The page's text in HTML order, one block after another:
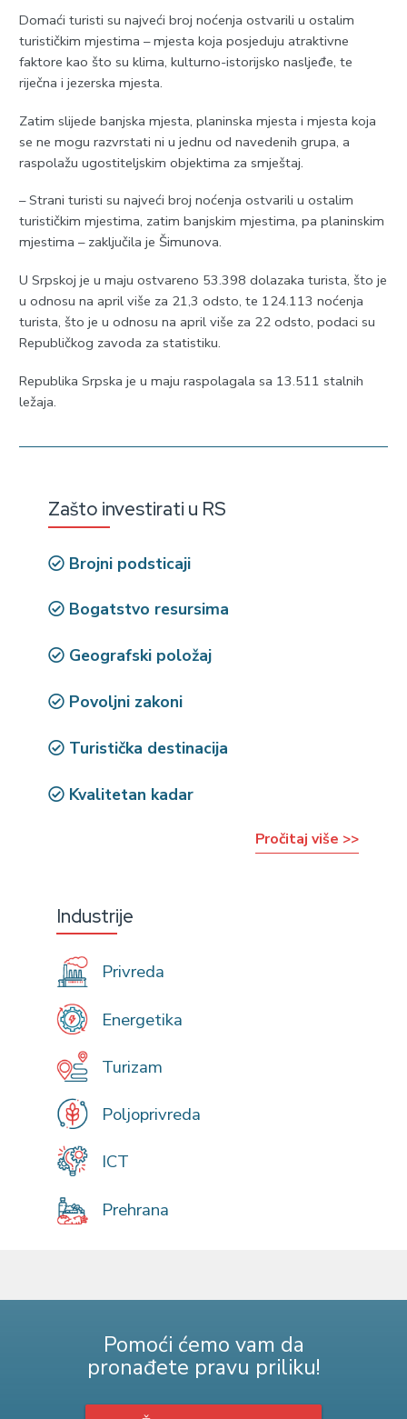
Domaći turisti su najveći broj noćenja ostvarili u ostalim
turističkim mjestima – mjesta koja posjeduju atraktivne
faktore kao što su klima, kulturno-istorijsko nasljeđe, te
riječna i jezerska mjesta.
Zatim slijede banjska mjesta, planinska mjesta i mjesta koja
se ne mogu razvrstati ni u jednu od navedenih grupa, a
raspolažu ugostiteljskim objektima za smještaj.
– Strani turisti su najveći broj noćenja ostvarili u ostalim
turističkim mjestima, zatim banjskim mjestima, pa planinskim
mjestima – zaključila je Šimunova.
U Srpskoj je u maju ostvareno 53.398 dolazaka turista, što je
u odnosu na april više za 21,3 odsto, te 124.113 noćenja
turista, što je u odnosu na april više za 22 odsto, podaci su
Republičkog zavoda za statistiku.
Republika Srpska je u maju raspolagala sa 13.511 stalnih
ležaja.
Zašto investirati u RS
Brojni podsticaji
Bogatstvo resursima
Geografski položaj
Povoljni zakoni
Turistička destinacija
Kvalitetan kadar
Pročitaj više >>
Industrije
Privreda
Energetika
Turizam
Poljoprivreda
ICT
Prehrana
Pomoći ćemo vam da
pronađete pravu priliku!